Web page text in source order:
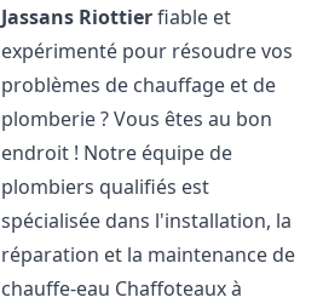
Jassans Riottierfiable et
expérimenté pour résoudre vos
problèmes de chauffage et de
plomberie ? Vous êtes au bon
endroit ! Notre équipe de
plombiers qualifiés est
spécialisée dans l'installation, la
réparation et la maintenance de
chauffe-eau Chaffoteaux à